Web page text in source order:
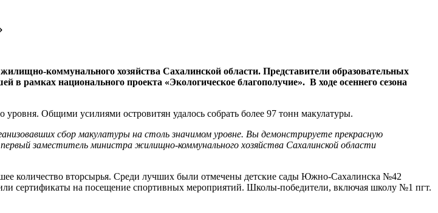
коммунального хозяйства Сахалинской области. Представители образовательных
рамках национального проекта «Экологическое благополучие». В ходе осеннего сезона
Общими усилиями островитян удалось собрать более 97 тонн макулатуры.
сбор макулатуры на столь значимом уровне. Вы демонстрируете прекрасную
заместитель министра жилищно-коммунального хозяйства Сахалинской области
количество вторсырья. Среди лучших были отмечены детские сады Южно-Сахалинска №42
сертификаты на посещение спортивных мероприятий. Школы-победители, включая школу №1 пгт.